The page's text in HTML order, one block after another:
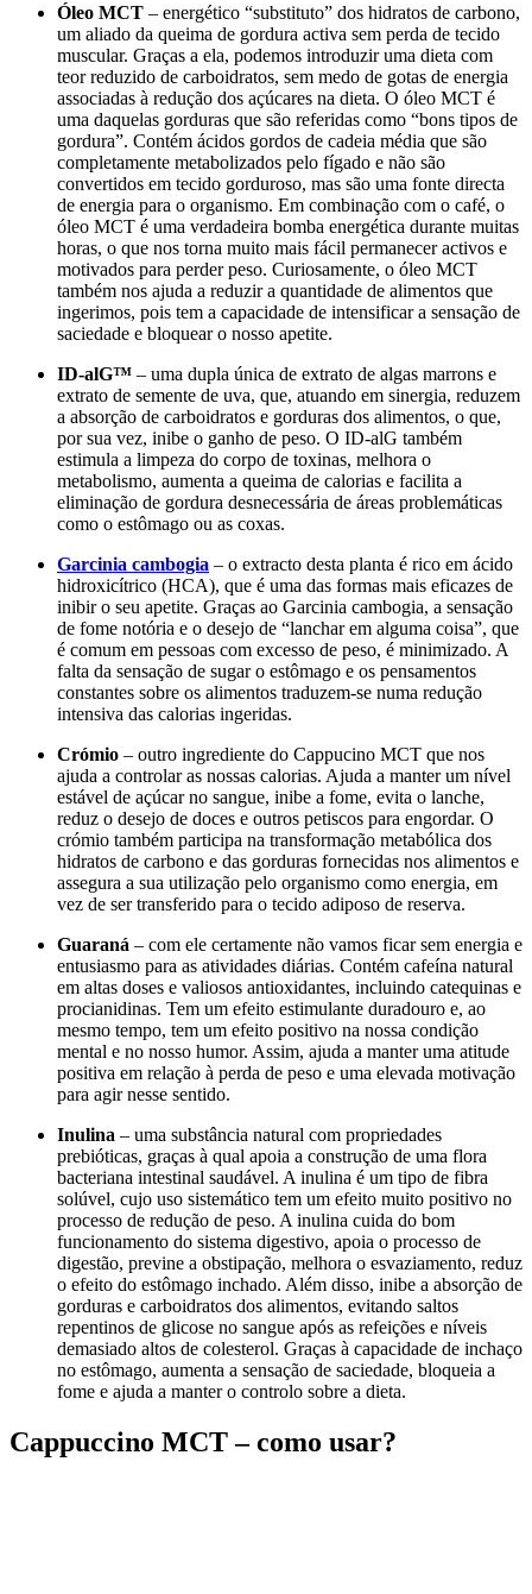
Óleo MCT – energético “substituto” dos hidratos de carbono,
um aliado da queima de gordura activa sem perda de tecido
muscular. Graças a ela, podemos introduzir uma dieta com
teor reduzido de carboidratos, sem medo de gotas de energia
associadas à redução dos açúcares na dieta. O óleo MCT é
uma daquelas gorduras que são referidas como “bons tipos de
gordura”. Contém ácidos gordos de cadeia média que são
completamente metabolizados pelo fígado e não são
convertidos em tecido gorduroso, mas são uma fonte directa
de energia para o organismo. Em combinação com o café, o
óleo MCT é uma verdadeira bomba energética durante muitas
horas, o que nos torna muito mais fácil permanecer activos e
motivados para perder peso. Curiosamente, o óleo MCT
também nos ajuda a reduzir a quantidade de alimentos que
ingerimos, pois tem a capacidade de intensificar a sensação de
saciedade e bloquear o nosso apetite.
ID-alG™ – uma dupla única de extrato de algas marrons e
extrato de semente de uva, que, atuando em sinergia, reduzem
a absorção de carboidratos e gorduras dos alimentos, o que,
por sua vez, inibe o ganho de peso. O ID-alG também
estimula a limpeza do corpo de toxinas, melhora o
metabolismo, aumenta a queima de calorias e facilita a
eliminação de gordura desnecessária de áreas problemáticas
como o estômago ou as coxas.
Garcinia cambogia – o extracto desta planta é rico em ácido
hidroxicítrico (HCA), que é uma das formas mais eficazes de
inibir o seu apetite. Graças ao Garcinia cambogia, a sensação
de fome notória e o desejo de “lanchar em alguma coisa”, que
é comum em pessoas com excesso de peso, é minimizado. A
falta da sensação de sugar o estômago e os pensamentos
constantes sobre os alimentos traduzem-se numa redução
intensiva das calorias ingeridas.
Crómio – outro ingrediente do Cappucino MCT que nos
ajuda a controlar as nossas calorias. Ajuda a manter um nível
estável de açúcar no sangue, inibe a fome, evita o lanche,
reduz o desejo de doces e outros petiscos para engordar. O
crómio também participa na transformação metabólica dos
hidratos de carbono e das gorduras fornecidas nos alimentos e
assegura a sua utilização pelo organismo como energia, em
vez de ser transferido para o tecido adiposo de reserva.
Guaraná – com ele certamente não vamos ficar sem energia e
entusiasmo para as atividades diárias. Contém cafeína natural
em altas doses e valiosos antioxidantes, incluindo catequinas e
procianidinas. Tem um efeito estimulante duradouro e, ao
mesmo tempo, tem um efeito positivo na nossa condição
mental e no nosso humor. Assim, ajuda a manter uma atitude
positiva em relação à perda de peso e uma elevada motivação
para agir nesse sentido.
Inulina – uma substância natural com propriedades
prebióticas, graças à qual apoia a construção de uma flora
bacteriana intestinal saudável. A inulina é um tipo de fibra
solúvel, cujo uso sistemático tem um efeito muito positivo no
processo de redução de peso. A inulina cuida do bom
funcionamento do sistema digestivo, apoia o processo de
digestão, previne a obstipação, melhora o esvaziamento, reduz
o efeito do estômago inchado. Além disso, inibe a absorção de
gorduras e carboidratos dos alimentos, evitando saltos
repentinos de glicose no sangue após as refeições e níveis
demasiado altos de colesterol. Graças à capacidade de inchaço
no estômago, aumenta a sensação de saciedade, bloqueia a
fome e ajuda a manter o controlo sobre a dieta.
Cappuccino MCT – como usar?